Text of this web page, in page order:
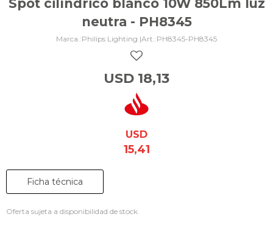
Spot cilíndrico blanco 10W 850Lm luz
neutra - PH8345
Philips Lighting | PH8345-PH8345
USD 18,13
USD
15,41
Ficha técnica
Oferta sujeta a disponibilidad de stock.